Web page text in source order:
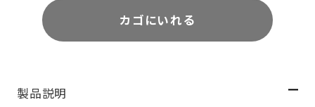
カゴにいれる
製品説明